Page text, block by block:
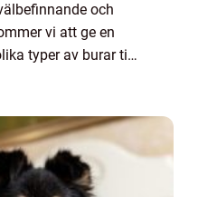
och
vi att ge en
typer av burar till